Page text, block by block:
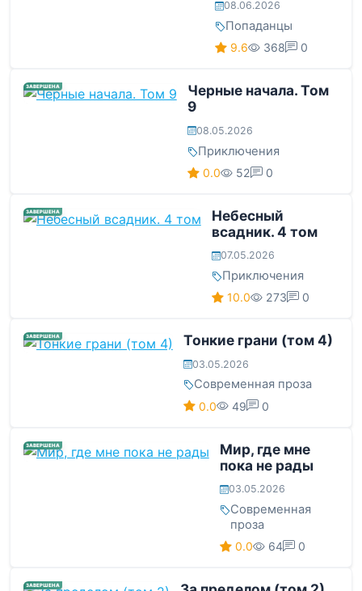
08.06.2026
Попаданцы
9.6 368 0
ЗАВЕРШЕНА
Черные начала. Том
9
08.05.2026
Приключения
0.0 52 0
ЗАВЕРШЕНА
Небесный
всадник. 4 том
07.05.2026
Приключения
10.0 273 0
ЗАВЕРШЕНА Тонкие грани (том 4)
03.05.2026
Современная проза
0.0 49 0
ЗАВЕРШЕНА
Мир, где мне
пока не рады
03.05.2026
Современная
проза
0.0 64 0
ЗАВЕРШЕНА